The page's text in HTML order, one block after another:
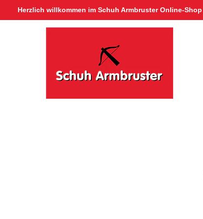
Herzlich willkommen im Schuh Armbruster Online-Shop